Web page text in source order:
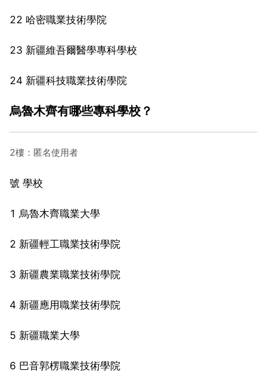
22 哈密職業技術學院
23 新疆維吾爾醫學專科學校
24 新疆科技職業技術學院
烏魯木齊有哪些專科學校？
2樓：匿名使用者
號 學校
1 烏魯木齊職業大學
2 新疆輕工職業技術學院
3 新疆農業職業技術學院
4 新疆應用職業技術學院
5 新疆職業大學
6 巴音郭楞職業技術學院